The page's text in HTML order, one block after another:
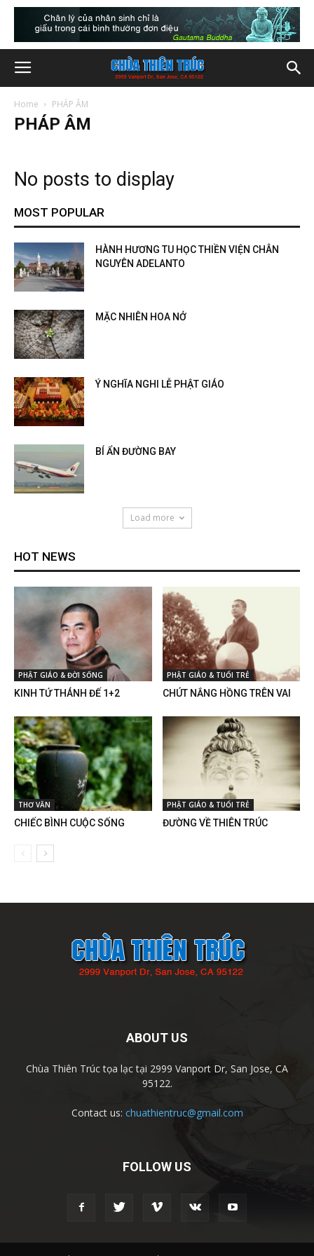
Home PHÁP ÂM
PHÁP ÂM
No posts to display
MOST POPULAR
HÀNH HƯƠNG TU HỌC THIỀN VIỆN CHÂN
NGUYÊN ADELANTO
MẶC NHIÊN HOA NỞ
Ý NGHĨA NGHI LỄ PHẬT GIÁO
BÍ ẨN ĐƯỜNG BAY
Load more
HOT NEWS
PHẬT GIÁO & ĐỜI SỐNG
KINH TỨ THÁNH ĐẾ 1+2
PHẬT GIÁO & TUỔI TRẺ
CHÚT NẮNG HỒNG TRÊN VAI
THƠ VĂN
CHIẾC BÌNH CUỘC SỐNG
PHẬT GIÁO & TUỔI TRẺ
ĐƯỜNG VỀ THIÊN TRÚC
ABOUT US
Chùa Thiên Trúc tọa lạc tại 2999 Vanport Dr, San Jose, CA
95122.
Contact us: chuathientruc@gmail.com
FOLLOW US